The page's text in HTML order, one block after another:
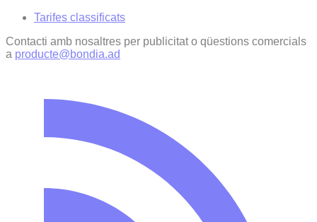
Tarifes classificats
Contacti amb nosaltres per publicitat o qüestions comercials
a producte@bondia.ad